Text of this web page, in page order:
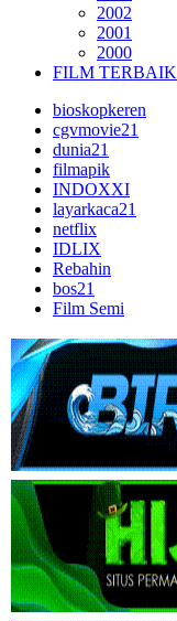
2002
2001
2000
FILM TERBAIK
bioskopkeren
cgvmovie21
dunia21
filmapik
INDOXXI
layarkaca21
netflix
IDLIX
Rebahin
bos21
Film Semi